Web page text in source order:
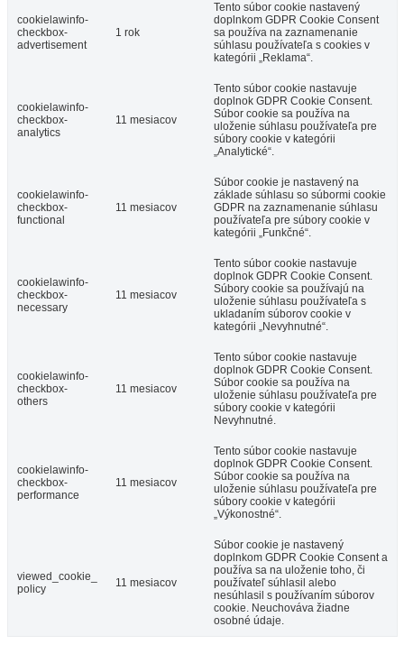
cookielawinfo-
checkbox-
advertisement
1 rok
Tento súbor cookie nastavený
doplnkom GDPR Cookie Consent
sa používa na zaznamenanie
súhlasu používateľa s cookies v
kategórii „Reklama“.
cookielawinfo-
checkbox-
analytics
11 mesiacov
Tento súbor cookie nastavuje
doplnok GDPR Cookie Consent.
Súbor cookie sa používa na
uloženie súhlasu používateľa pre
súbory cookie v kategórii
„Analytické“.
cookielawinfo-
checkbox-
functional
11 mesiacov
Súbor cookie je nastavený na
základe súhlasu so súbormi cookie
GDPR na zaznamenanie súhlasu
používateľa pre súbory cookie v
kategórii „Funkčné“.
cookielawinfo-
checkbox-
necessary
11 mesiacov
Tento súbor cookie nastavuje
doplnok GDPR Cookie Consent.
Súbory cookie sa používajú na
uloženie súhlasu používateľa s
ukladaním súborov cookie v
kategórii „Nevyhnutné“.
cookielawinfo-
checkbox-
others
11 mesiacov
Tento súbor cookie nastavuje
doplnok GDPR Cookie Consent.
Súbor cookie sa používa na
uloženie súhlasu používateľa pre
súbory cookie v kategórii
Nevyhnutné.
cookielawinfo-
checkbox-
performance
11 mesiacov
Tento súbor cookie nastavuje
doplnok GDPR Cookie Consent.
Súbor cookie sa používa na
uloženie súhlasu používateľa pre
súbory cookie v kategórii
„Výkonostné“.
viewed_cookie_
policy
11 mesiacov
Súbor cookie je nastavený
doplnkom GDPR Cookie Consent a
používa sa na uloženie toho, či
používateľ súhlasil alebo
nesúhlasil s používaním súborov
cookie. Neuchováva žiadne
osobné údaje.